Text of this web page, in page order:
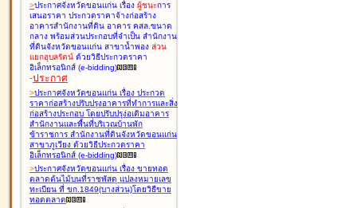
>ประกาศจังหวัดขอนแก่น เรื่อง ผู้ชนะการ
เสนอราคา ประกวดราคาจ้างก่อสร้าง
อาคารสำนักงานที่ดิน อาคาร คสล.ขนาด
กลาง พร้อมส่วนประกอบที่จำเป็น สำนักงาน
ที่ดินจังหวัดขอนแก่น สาขาน้ำพอง ส่วน
แยกอุบลรัตน์ ด้วยวิธีประกวดราคา
อิเล็กทรอนิกส์ (e-bidding)
-ประกาศ
>ประกาศจังหวัดขอนแก่น เรื่อง ประกวด
ราคาก่อสร้างปรับปรุงอาคารที่ทำการและสิ่ง
ก่อสร้างประกอบ โดยปรับปรุง่อเติมอาคาร
สำนักงานและพื้นที่บริเวณบ้านพัก
ข้าราชการ สำนักงานที่ดินจังหวัดขอนแก่น
สาขาภูเวียง ด้วยวิธีประกวดราคา
อิเล็กทรอนิกส์ (e-bidding)
>ประกาศจังหวัดขอนแก่น เรื่อง ขายทอด
ตลาดต้นไม้บนที่ราชพัสดุ แปลงหมายเลข
ทะเบียน ที่ ขก.1849(บางส่วน)โดยวิธีขาย
ทอดตลาด